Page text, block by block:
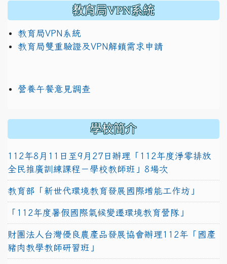
教育局VPN系統
教育局VPN系統
教育局雙重驗證及VPN解鎖需求申請
營養午餐意見調查
學校簡介
112年8月11日至9月27日辦理「112年度淨零排放
全民推廣訓練課程－學校教師班」8場次
教育部「新世代環境教育發展國際增能工作坊」
「112年度暑假國際氣候變遷環境教育營隊」
財團法人台灣優良農產品發展協會辦理112年「國產
豬肉教學教師研習班」